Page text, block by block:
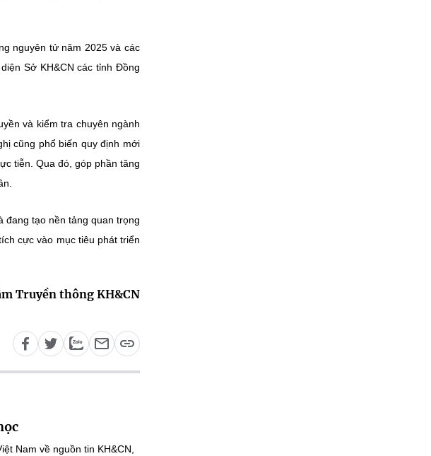
nguyên tử năm 2025 và các
Sở KH&CN các tỉnh Đồng
và kiểm tra chuyên ngành
cũng phổ biến quy định mới
tiễn. Qua đó, góp phần tăng
đang tạo nền tảng quan trọng
cực vào mục tiêu phát triển
Truyền thông KH&CN
Nam về nguồn tin KH&CN,